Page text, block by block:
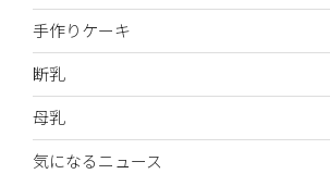
手作りケーキ
断乳
母乳
気になるニュース